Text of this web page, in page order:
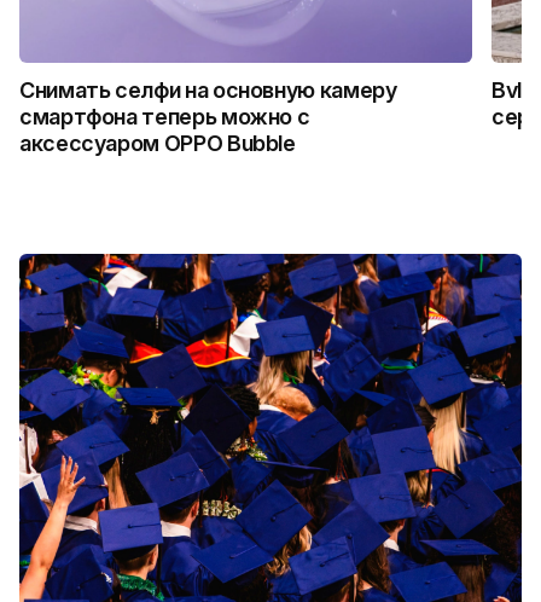
Снимать селфи на основную камеру
смартфона теперь можно с
аксессуаром OPPO Bubble